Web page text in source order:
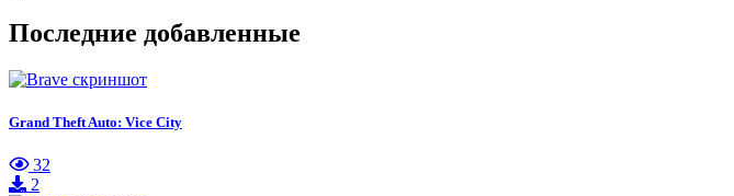
Последние добавленные
Grand Theft Auto: Vice City
32
2